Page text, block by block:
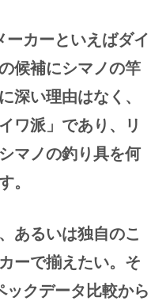
ーカーといえばダイ
候補にシマノの竿
深い理由はなく、
ワ派」であり、リ
マノの釣り具を何
。
あるいは独自のこ
ーで揃えたい。そ
ックデータ比較から